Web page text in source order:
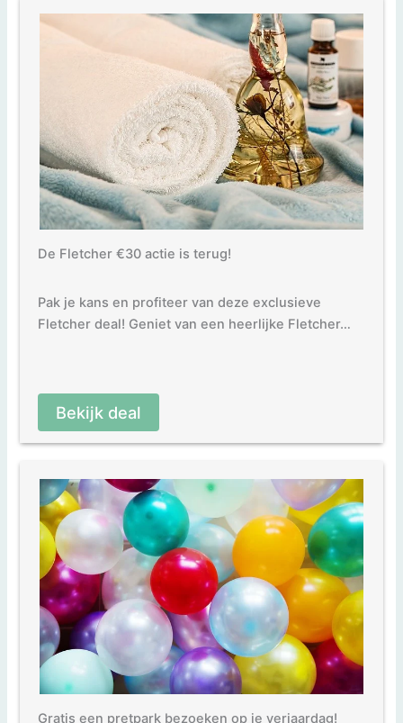
De Fletcher €30 actie is terug!
Pak je kans en profiteer van deze exclusieve
Fletcher deal! Geniet van een heerlijke Fletcher…
Bekijk deal
Gratis een pretpark bezoeken op je verjaardag!